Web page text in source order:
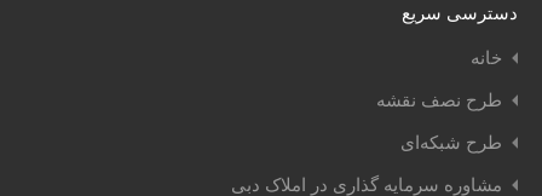
دسترسی سریع
خانه
طرح نصف نقشه
طرح شبکه‌ای
مشاوره سرمایه گذاری در املاک دبی